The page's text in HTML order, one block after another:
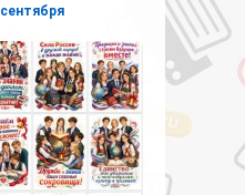
сентября